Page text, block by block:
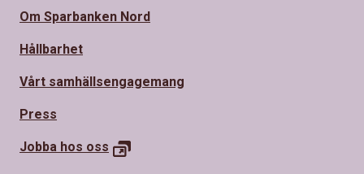
Om Sparbanken Nord
Hållbarhet
Vårt samhällsengagemang
Press
Jobba hos oss